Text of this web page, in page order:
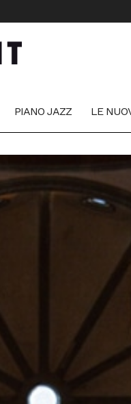
PIANO JAZZ LE